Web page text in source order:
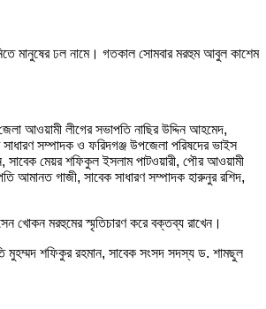
মানুষের ঢল নামে। গতকাল সোমবার মরহুম আবুল কাশেম
আওয়ামী লীগের সভাপতি নাছির উদ্দিন আহমেদ,
সম্পাদক ও ফরিদগঞ্জ উপজেলা পরিষদের ভাইস
সাবেক মেয়র শফিকুল ইসলাম পাটওয়ারী, পৌর আওয়ামী
আমানত গাজী, সাবেক সাধারণ সম্পাদক হারুনুর রশিদ,
খোকন মরহুমের স্মৃতিচারণ করে বক্তব্য রাখেন।
মুহম্মদ শফিকুর রহমান, সাবেক সংসদ সদস্য ড. শামছুল